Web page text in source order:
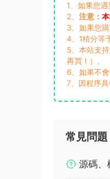
1、如果您
2、 注意：
3、如果您
4、1積分等
5、本站支
再買！）。
6、如果不
7、因程序
常見問題
源碼、